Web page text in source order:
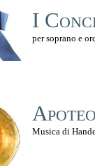
I
per soprano e
Musica di